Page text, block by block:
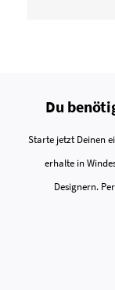
Du
Starte jetzt Deinen
erhalte in
Designern.